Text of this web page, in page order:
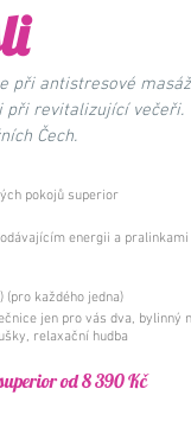
při antistresové
při revitalizující večeři.
Čech.
pokojů superior
energii a
každého jedna)
jen pro vás dva, bylinný
relaxační hudba
od 8 390 Kč